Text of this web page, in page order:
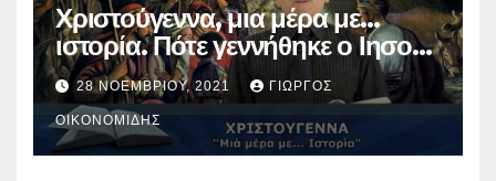
Χριστούγεννα, μια μέρα με…
ιστορία. Πότε γεννήθηκε ο Ιησούς
Χριστός; (Βίντεο).
28 ΝΟΕΜΒΡΊΟΥ, 2021 ΓΙΏΡΓΟΣ
ΟΙΚΟΝΟΜΊΔΗΣ